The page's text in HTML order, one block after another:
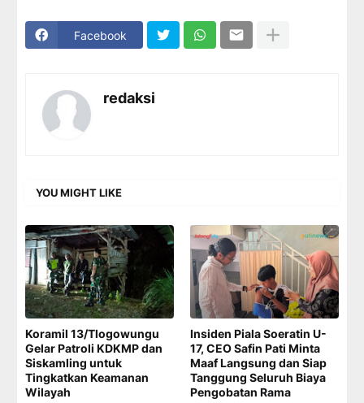
Facebook
redaksi
YOU MIGHT LIKE
Koramil 13/Tlogowungu
Gelar Patroli KDKMP dan
Siskamling untuk
Tingkatkan Keamanan
Wilayah
Insiden Piala Soeratin U-
17, CEO Safin Pati Minta
Maaf Langsung dan Siap
Tanggung Seluruh Biaya
Pengobatan Rama